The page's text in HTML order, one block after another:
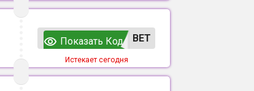
ВЕТ
Показать Код
Истекает сегодня